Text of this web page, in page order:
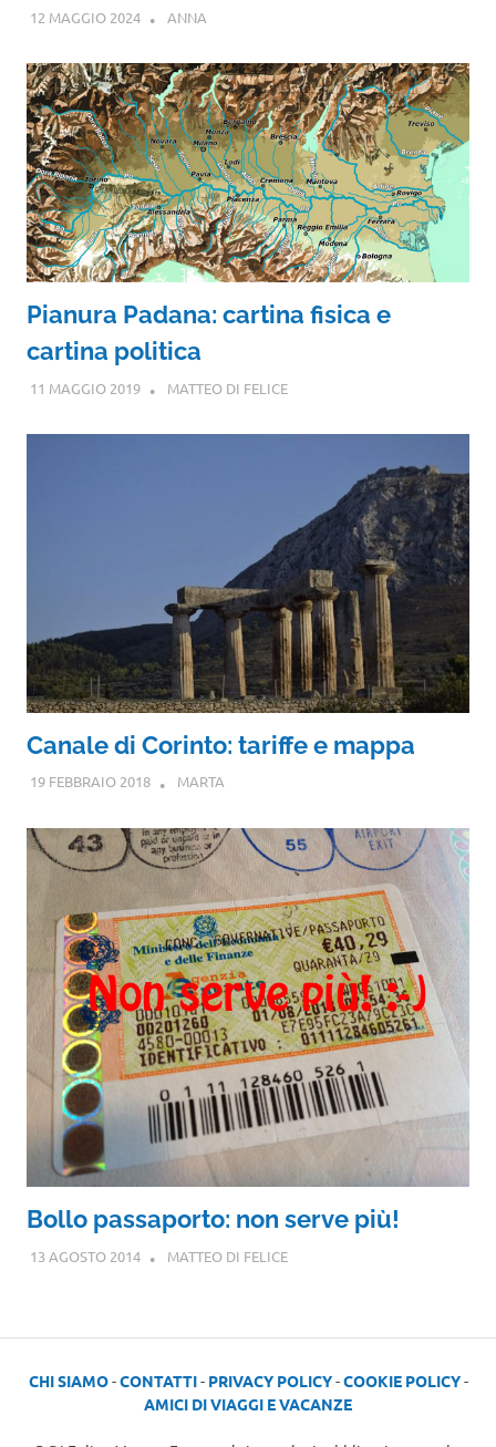
12 MAGGIO 2024 ANNA
Pianura Padana: cartina fisica e
cartina politica
11 MAGGIO 2019 MATTEO DI FELICE
Canale di Corinto: tariffe e mappa
19 FEBBRAIO 2018 MARTA
Bollo passaporto: non serve più!
13 AGOSTO 2014 MATTEO DI FELICE
CHI SIAMO-CONTATTI- PRIVACY POLICY-COOKIE POLICY-
AMICI DI VIAGGI E VACANZE